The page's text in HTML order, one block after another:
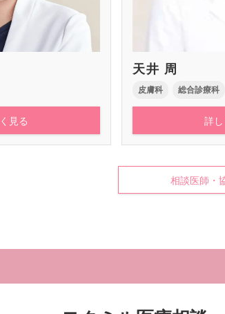
見る
天井 周
皮膚科 総合診療科
詳
相談医師・